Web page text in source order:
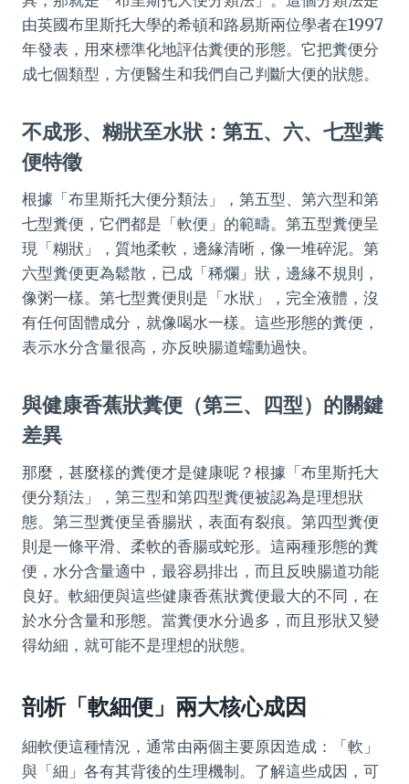
由英國布里斯托大學的希頓和路易斯兩位學者在1997
年發表，用來標準化地評估糞便的形態。它把糞便分
成七個類型，方便醫生和我們自己判斷大便的狀態。
不成形、糊狀至水狀：第五、六、七型糞
便特徵
根據「布里斯托大便分類法」，第五型、第六型和第
七型糞便，它們都是「軟便」的範疇。第五型糞便呈
現「糊狀」，質地柔軟，邊緣清晰，像一堆碎泥。第
六型糞便更為鬆散，已成「稀爛」狀，邊緣不規則，
像粥一樣。第七型糞便則是「水狀」，完全液體，沒
有任何固體成分，就像喝水一樣。這些形態的糞便，
表示水分含量很高，亦反映腸道蠕動過快。
與健康香蕉狀糞便（第三、四型）的關鍵
差異
那麼，甚麼樣的糞便才是健康呢？根據「布里斯托大
便分類法」，第三型和第四型糞便被認為是理想狀
態。第三型糞便呈香腸狀，表面有裂痕。第四型糞便
則是一條平滑、柔軟的香腸或蛇形。這兩種形態的糞
便，水分含量適中，最容易排出，而且反映腸道功能
良好。軟細便與這些健康香蕉狀糞便最大的不同，在
於水分含量和形態。當糞便水分過多，而且形狀又變
得幼細，就可能不是理想的狀態。
剖析「軟細便」兩大核心成因
細軟便這種情況，通常由兩個主要原因造成：「軟」
與「細」各有其背後的生理機制。了解這些成因，可